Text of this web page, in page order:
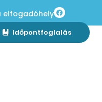
elfogadóhely
Időpontfoglalás